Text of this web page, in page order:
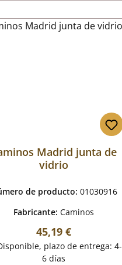
Madrid junta de
vidrio
de producto: 01030916
Fabricante:Caminos
Precio normal:
45,19 €
plazo de entrega: 4-
6 días